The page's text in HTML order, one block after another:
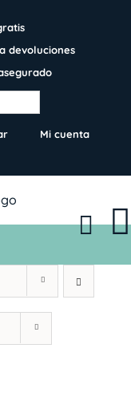
devoluciones
Mi cuenta